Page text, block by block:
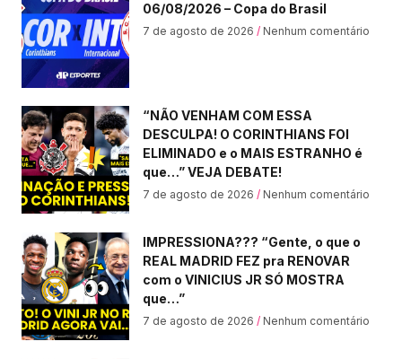
06/08/2026 – Copa do Brasil
7 de agosto de 2026 Nenhum comentário
“NÃO VENHAM COM ESSA
DESCULPA! O CORINTHIANS FOI
ELIMINADO e o MAIS ESTRANHO é
que…” VEJA DEBATE!
7 de agosto de 2026 Nenhum comentário
IMPRESSIONA??? “Gente, o que o
REAL MADRID FEZ pra RENOVAR
com o VINICIUS JR SÓ MOSTRA
que…”
7 de agosto de 2026 Nenhum comentário